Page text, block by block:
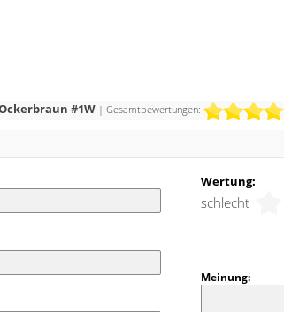
Stoff und Mechanik
#1W| Gesamtbewertungen:
Wertung:
schlecht
Meinung: